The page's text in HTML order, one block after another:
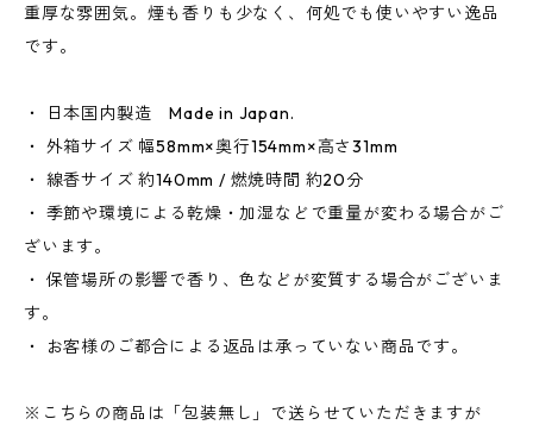
重厚な雰囲気。煙も香りも少なく、何処でも使いやすい逸品
です。
・ 日本国内製造 Made in Japan.
・ 外箱サイズ 幅58mm×奥行154mm×高さ31mm
・ 線香サイズ 約140mm / 燃焼時間 約20分
・ 季節や環境による乾燥・加湿などで重量が変わる場合がご
ざいます。
・ 保管場所の影響で香り、色などが変質する場合がございま
す。
・ お客様のご都合による返品は承っていない商品です。
※こちらの商品は「包装無し」で送らせていただきますが